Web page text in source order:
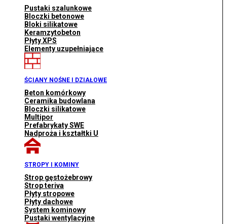
Pustaki szalunkowe
Bloczki betonowe
Bloki silikatowe
Keramzytobeton
Płyty XPS
Elementy uzupełniające
ŚCIANY NOŚNE I DZIAŁOWE
Beton komórkowy
Ceramika budowlana
Bloczki silikatowe
Multipor
Prefabrykaty SWE
Nadproża i kształtki U
STROPY I KOMINY
Strop gęstożebrowy
Strop teriva
Płyty stropowe
Płyty dachowe
System kominowy
Pustaki wentylacyjne